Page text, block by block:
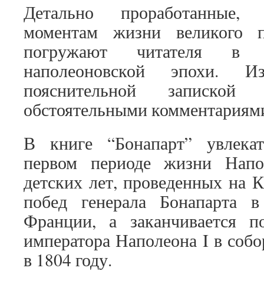
Детально
моментам жизни великого
погружают читателя в
наполеоновской эпохи.
пояснительной
обстоятельными
В книге “Бонапарт”
первом периоде жизни
детских лет, проведенных на
побед генерала Бонапарта
Франции, а заканчивается
императора Наполеона I в
в 1804 году.